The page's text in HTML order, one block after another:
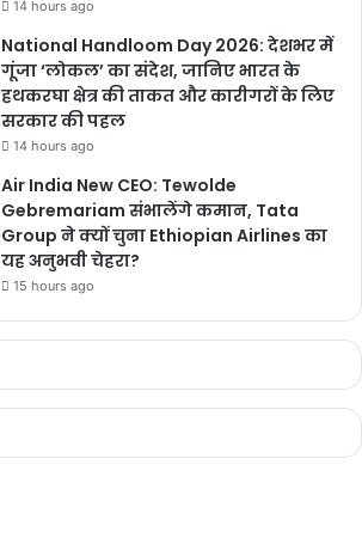
14 hours ago
National Handloom Day 2026: देशभर में
गूंजा ‘लोकल’ का संदेश, जानिए भारत के
हथकरघा क्षेत्र की ताकत और कारीगरों के लिए
सरकार की पहल
14 hours ago
Air India New CEO: Tewolde
Gebremariam संभालेंगे कमान, Tata
Group ने क्यों चुना Ethiopian Airlines का
यह अनुभवी चेहरा?
15 hours ago